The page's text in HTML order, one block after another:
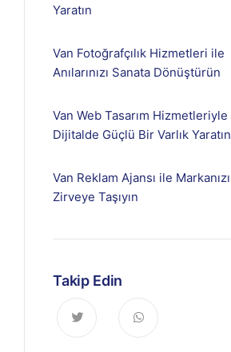
Yaratın
Van Fotoğrafçılık Hizmetleri ile
Anılarınızı Sanata Dönüştürün
Van Web Tasarım Hizmetleriyle
Dijitalde Güçlü Bir Varlık Yaratın
Van Reklam Ajansı ile Markanızı
Zirveye Taşıyın
Takip Edin